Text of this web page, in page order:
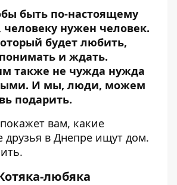
быть по-настоящему
нужен человек.
будет любить,
и ждать.
также не чужда нужда
И мы, люди, можем
подарить.
покажет вам, какие
друзья в Днепре ищут дом.
любяка